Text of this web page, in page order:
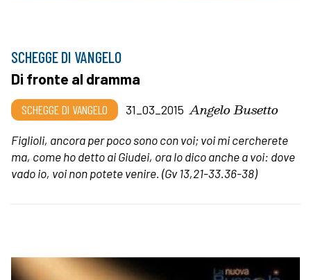
SCHEGGE DI VANGELO
Di fronte al dramma
SCHEGGE DI VANGELO 31_03_2015 Angelo Busetto
Figlioli, ancora per poco sono con voi; voi mi cercherete
ma, come ho detto ai Giudei, ora lo dico anche a voi: dove
vado io, voi non potete venire. (Gv 13,21-33.36-38)